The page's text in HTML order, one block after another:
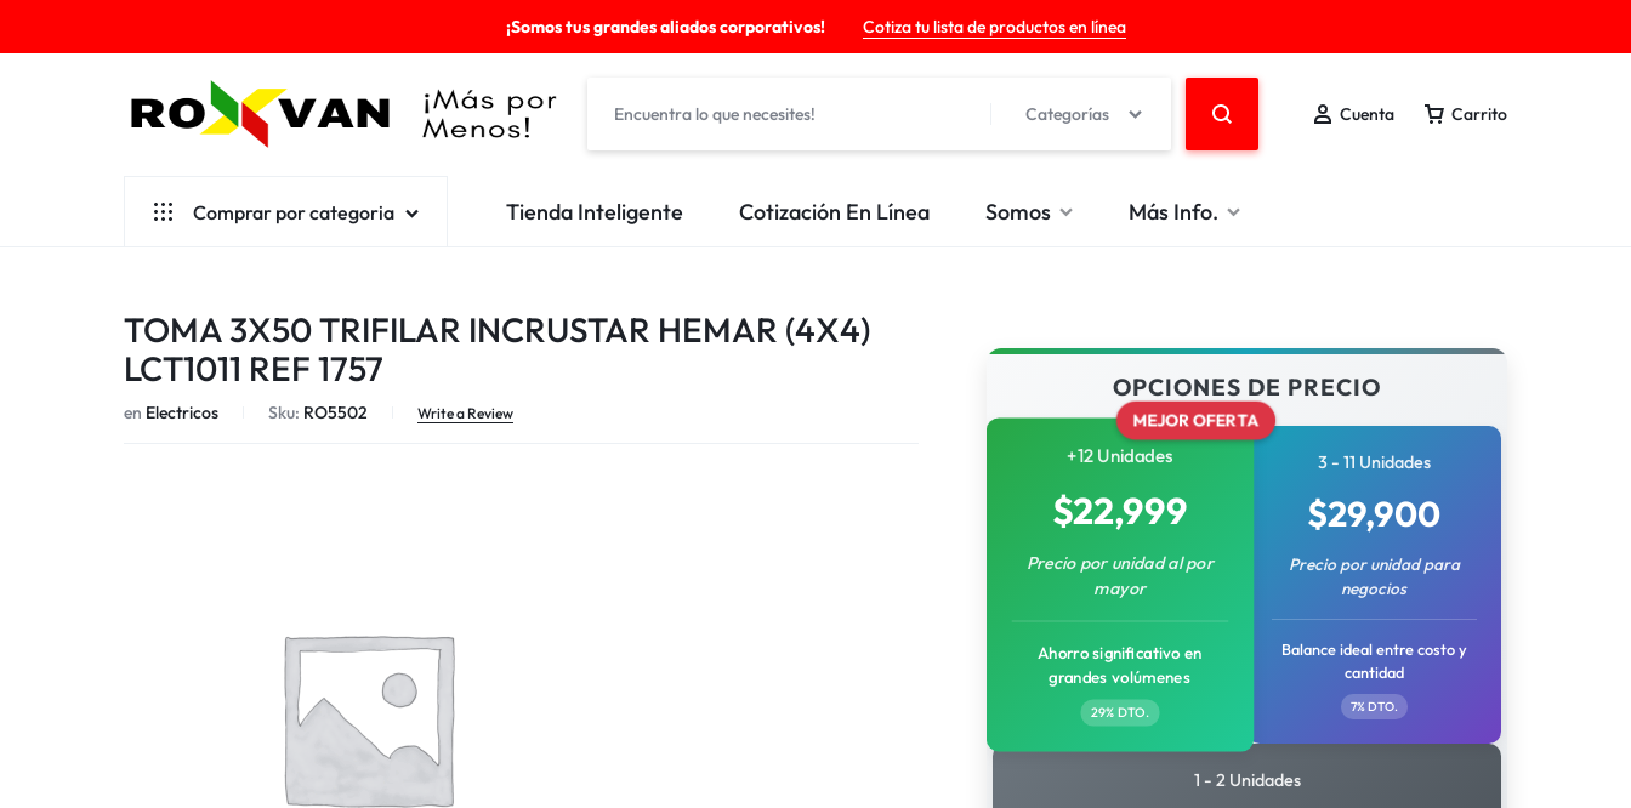
¡Somos tus grandes aliados corporativos! Cotiza tu lista de productos en línea
¡MÁS
MENOS!
Categorías Cuenta Carrito
Comprar por categoria
Cafetería
Escolares
Desechables
Todas las categorías
Tienda Inteligente Cotización En Línea Somos Más Info.
TOMA 3X50 TRIFILAR INCRUSTAR HEMAR (4X4)
LCT1011 REF 1757
en Electricos Sku: RO5502 Write a Review
OPCIONES DE PRECIO
MEJOR OFERTA
+12 Unidades
$22,999
Precio por unidad al por
mayor
Ahorro significativo en
grandes volúmenes
29% DTO.
3 - 11 Unidades
$29,900
Precio por unidad para
negocios
Balance ideal entre costo y
cantidad
7% DTO.
1 - 2 Unidades